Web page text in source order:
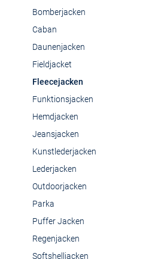
Bomberjacken
Caban
Daunenjacken
Fieldjacket
Fleecejacken
Funktionsjacken
Hemdjacken
Jeansjacken
Kunstlederjacken
Lederjacken
Outdoorjacken
Parka
Puffer Jacken
Regenjacken
Softshelljacken